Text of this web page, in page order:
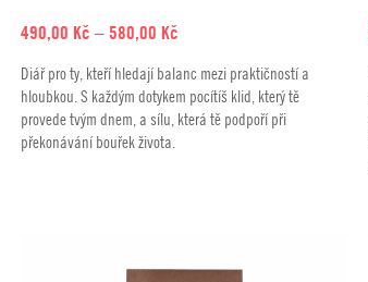
490,00 Kč –580,00 Kč
490,00 Kč
až
580,00 Kč
Diář pro ty, kteří hledají balanc mezi praktičností a
hloubkou. S každým dotykem pocítíš klid, který tě
provede tvým dnem, a sílu, která tě podpoří při
překonávání bouřek života.